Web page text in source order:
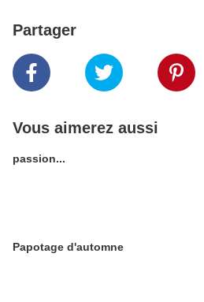
Partager
Vous aimerez aussi
passion...
Papotage d'automne